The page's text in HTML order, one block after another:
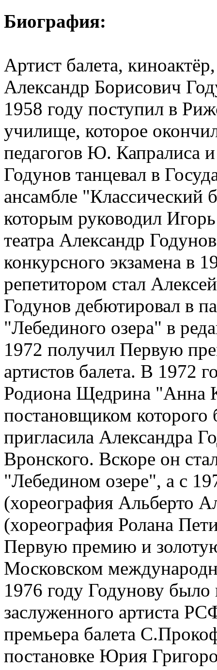
Биография:
Артист балета,
Александр Борисович
1958 году поступил в
училище, которое
педагогов Ю. Капралиса
Годунов танцевал в
ансамбле "Классический
которым руководил
театра Александр
конкурсного экзамена в
репетитором стал
Годунов дебютировал в
"Лебединого озера" в
1972 получил Первую
артистов балета. В 1972
Родиона Щедрина "Анна
постановщиком
пригласила Александра
Вронского. Вскоре он
"Лебедином озере", а с
(хореография Альберто
(хореография Ролана
Первую премию и
Московском
1976 году Годунову было
заслуженного артиста
премьера балета
постановке Юрия